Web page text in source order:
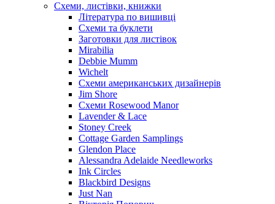
Схеми, листівки, книжки
Література по вишивці
Схеми та буклети
Заготовки для листівок
Mirabilia
Debbie Mumm
Wichelt
Схеми американських дизайнерів
Jim Shore
Cхеми Rosewood Manor
Lavender & Lace
Stoney Creek
Cottage Garden Samplings
Glendon Place
Alessandra Adelaide Needleworks
Ink Circles
Blackbird Designs
Just Nan